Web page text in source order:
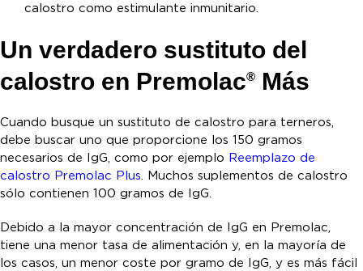
calostro como estimulante inmunitario.
Un verdadero sustituto del
calostro en Premolac® Más
Cuando busque un sustituto de calostro para terneros,
debe buscar uno que proporcione los 150 gramos
necesarios de IgG, como por ejemplo Reemplazo de
calostro Premolac Plus. Muchos suplementos de calostro
sólo contienen 100 gramos de IgG.
Debido a la mayor concentración de IgG en Premolac,
tiene una menor tasa de alimentación y, en la mayoría de
los casos, un menor coste por gramo de IgG, y es más fácil